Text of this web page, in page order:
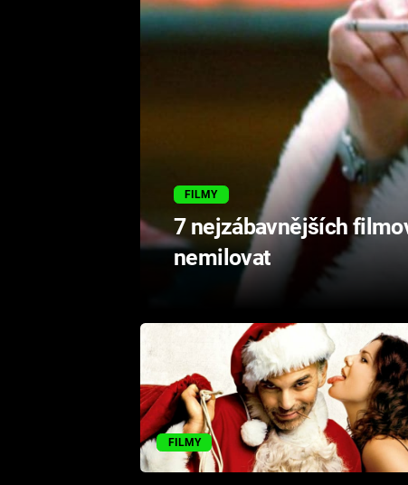
FILMY
7 nejzábavnějších
nemilovat
FILMY